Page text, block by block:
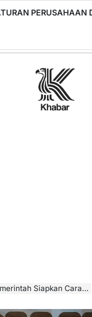
PERUSAHAAN
Siapkan Cara…